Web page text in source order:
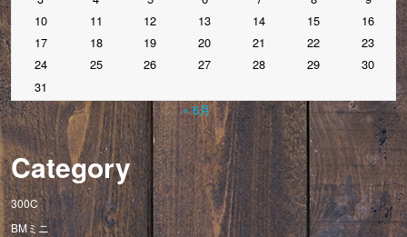
10
11 12 13 14 15
16
17
18 19 20 21 22
23
24
25 26 27 28 29
30
31
« 6月
Category
300C
BMミニ